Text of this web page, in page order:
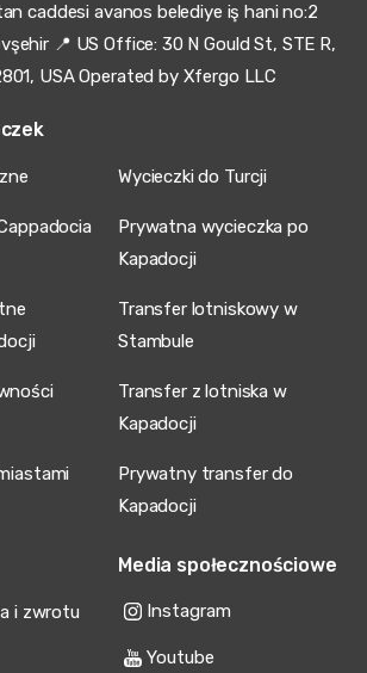
caddesi avanos belediye iş hani no:2
📍 US Office: 30 N Gould St, STE R,
USA Operated by Xfergo LLC
Wycieczki do Turcji
Prywatna wycieczka po
Kapadocji
Transfer lotniskowy w
Stambule
Transfer z lotniska w
Kapadocji
Prywatny transfer do
Kapadocji
i zwrotu
Media społecznościowe
Instagram
Youtube